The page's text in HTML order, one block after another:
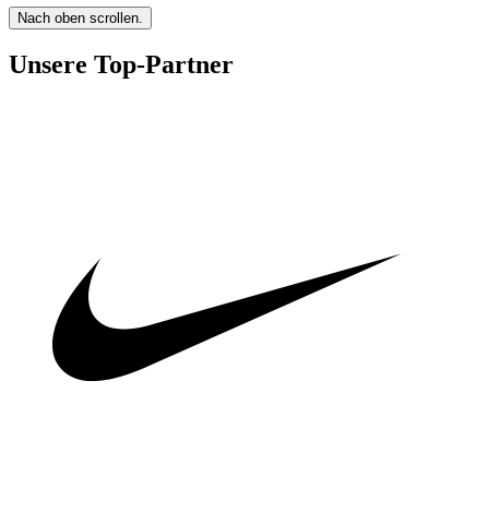
Nach oben scrollen.
Unsere Top-Partner